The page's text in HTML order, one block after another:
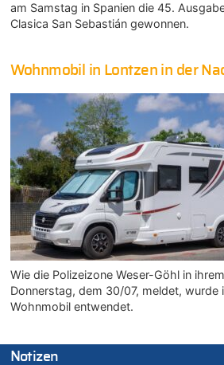
am Samstag in Spanien die 45.
Clasica San Sebastián gewonnen.
Wohnmobil in Lontzen in der
Wie die Polizeizone Weser-Göhl in
Donnerstag, dem 30/07, meldet, wurde
Wohnmobil entwendet.
Notizen